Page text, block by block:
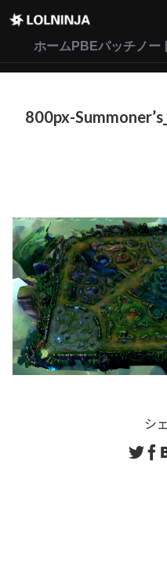
ホーム PBEパッチノー
800px-
シ